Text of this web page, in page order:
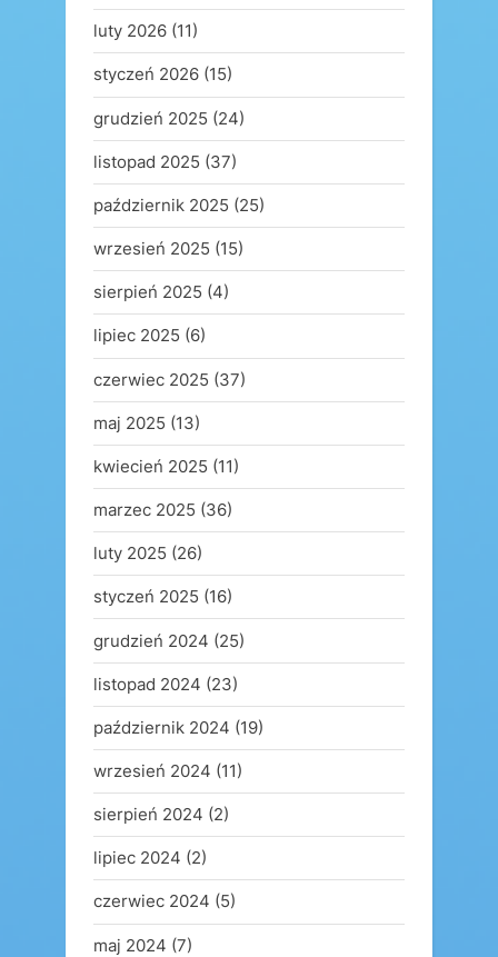
luty 2026 (11)
styczeń 2026 (15)
grudzień 2025 (24)
listopad 2025 (37)
październik 2025 (25)
wrzesień 2025 (15)
sierpień 2025 (4)
lipiec 2025 (6)
czerwiec 2025 (37)
maj 2025 (13)
kwiecień 2025 (11)
marzec 2025 (36)
luty 2025 (26)
styczeń 2025 (16)
grudzień 2024 (25)
listopad 2024 (23)
październik 2024 (19)
wrzesień 2024 (11)
sierpień 2024 (2)
lipiec 2024 (2)
czerwiec 2024 (5)
maj 2024 (7)